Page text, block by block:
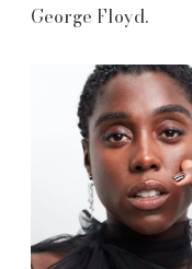
George Floyd.